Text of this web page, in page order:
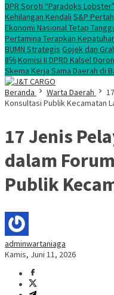
DPR Soroti “Paradoks
Kehilangan Kendali S&P
Ekonomi Nasional Tetap
Pertamina Terapkan
BUMN Strategis Gojek dan
8℅Komisi II DPRD Kalsel
Skema Kerja Sama Daerah di
Beranda
Warta Daerah
Konsultasi Publik Kecamatan
17 Jenis
dalam
Publik
adminwartaniaga
Kamis, Juni 11, 2026